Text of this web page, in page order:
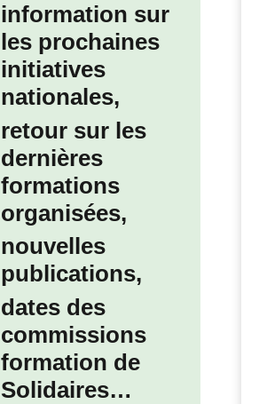
information sur
les prochaines
initiatives
nationales,
retour sur les
dernières
formations
organisées,
nouvelles
publications,
dates des
commissions
formation de
Solidaires…